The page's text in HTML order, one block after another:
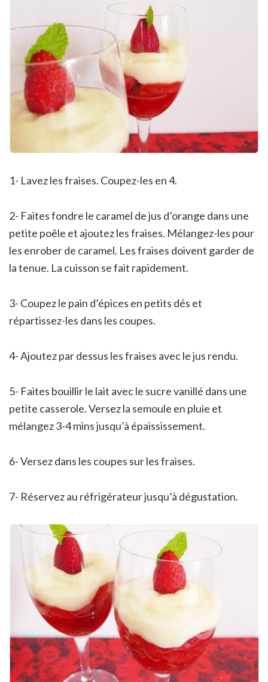
1- Lavez les fraises. Coupez-les en 4.
2- Faites fondre le caramel de jus d’orange dans une
petite poêle et ajoutez les fraises. Mélangez-les pour
les enrober de caramel. Les fraises doivent garder de
la tenue. La cuisson se fait rapidement.
3- Coupez le pain d’épices en petits dés et
répartissez-les dans les coupes.
4- Ajoutez par dessus les fraises avec le jus rendu.
5- Faites bouillir le lait avec le sucre vanillé dans une
petite casserole. Versez la semoule en pluie et
mélangez 3-4 mins jusqu’à épaississement.
6- Versez dans les coupes sur les fraises.
7- Réservez au réfrigérateur jusqu’à dégustation.